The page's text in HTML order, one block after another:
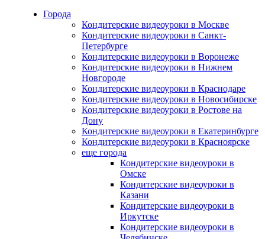
Города
Кондитерские видеоуроки в Москве
Кондитерские видеоуроки в Санкт-
Петербурге
Кондитерские видеоуроки в Воронеже
Кондитерские видеоуроки в Нижнем
Новгороде
Кондитерские видеоуроки в Краснодаре
Кондитерские видеоуроки в Новосибирске
Кондитерские видеоуроки в Ростове на
Дону
Кондитерские видеоуроки в Екатеринбурге
Кондитерские видеоуроки в Красноярске
еще города
Кондитерские видеоуроки в
Омске
Кондитерские видеоуроки в
Казани
Кондитерские видеоуроки в
Иркутске
Кондитерские видеоуроки в